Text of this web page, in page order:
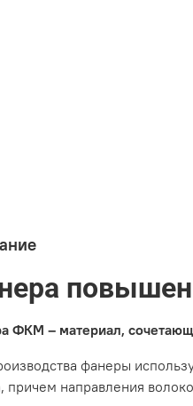
ФКМ – материал,
фанеры
причем направления